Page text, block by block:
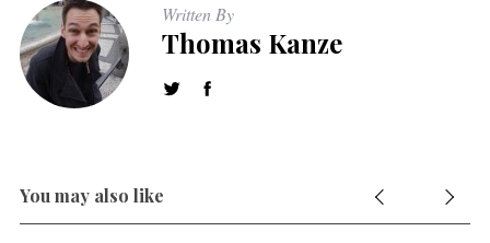
Written By
Thomas Kanze
You may also like